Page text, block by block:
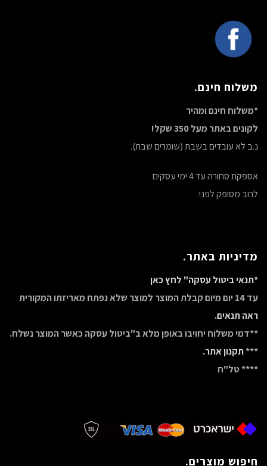
משלוח חינם.
*משלוח חינם ומהיר
לקונים באתר מעל 350 שקל!
נ.ב לא עובדים בשבת (שומרים שבת).
אספקת סחורה עד 4 ימי עסקים
לרוב מסופק לפני.
מדיניות באתר.
*תנאי ביטול עסקה" לחץ כאן
עד 14 יום מיום קבלת המוצר למוצר שלא נפתח מאריזתו המקורית
ראה תנאים.
**דמי משלוח יחויבו באופן מלא ב"ביטול עסקה כאשר המוצר נשלח.
***תקנון אתר.
**** טל"ח
חיפוש מוצרים.